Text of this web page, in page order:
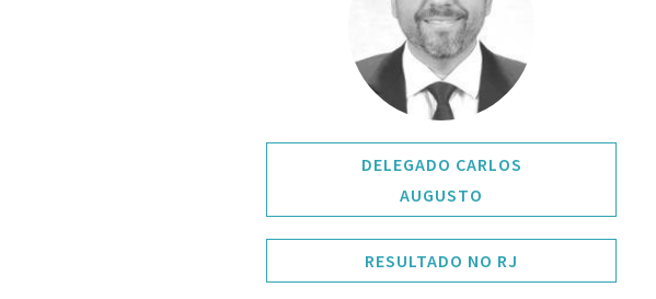
DELEGADO CARLOS
AUGUSTO
RESULTADO NO RJ